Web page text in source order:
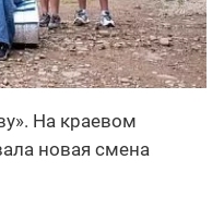
На краевом
новая смена